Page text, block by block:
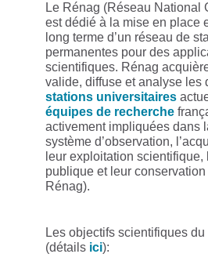
Le Rénag (Réseau National
est dédié à la mise en place
long terme d’un réseau de
permanentes pour des
scientifiques. Rénag
valide, diffuse et analyse les
stations universitaires
équipes de recherche
activement impliquées dans
système d’observation,
leur exploitation scientifique,
publique et leur
Rénag).
Les objectifs scientifiques
(détails ici):